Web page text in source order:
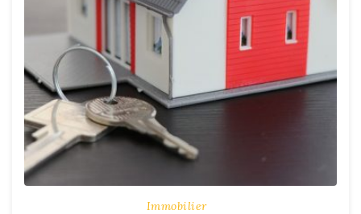
Immobilier